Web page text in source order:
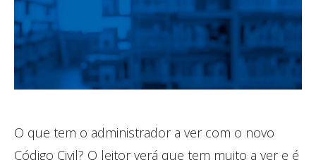
O que tem o administrador a ver com o novo
Código Civil? O leitor verá que tem muito a ver e é